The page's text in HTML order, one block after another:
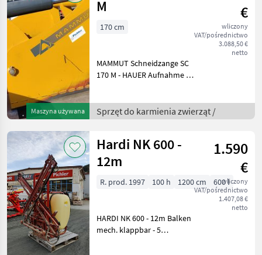
Maszyna używana
M
€
wliczony
VAT/pośrednictwo
3.088,50 €
netto
170 cm
MAMMUT Schneidzange SC
170 M - HAUER Aufnahme -
Siloblockschneider/-Fräse
der Marke Mammut, Modell
Sprzęt do karmienia zwierząt /
Hardi NK 600 -
12m
1.590
€
wliczony
VAT/pośrednictwo
1.407,08 €
netto
R. prod. 1997 100 h 1200 cm 600 l
HARDI NK 600 - 12m Balken
mech. klappbar - 5